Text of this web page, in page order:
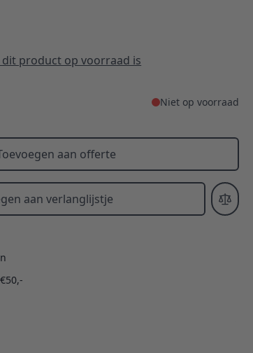
product op voorraad is
Niet op voorraad
aan offerte
aan verlanglijstje